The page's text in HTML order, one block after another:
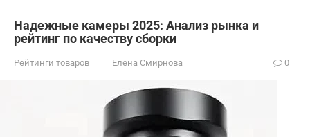
Надежные камеры 2025: Анализ рынка и
рейтинг по качеству сборки
Рейтинги товаров Елена Смирнова 0